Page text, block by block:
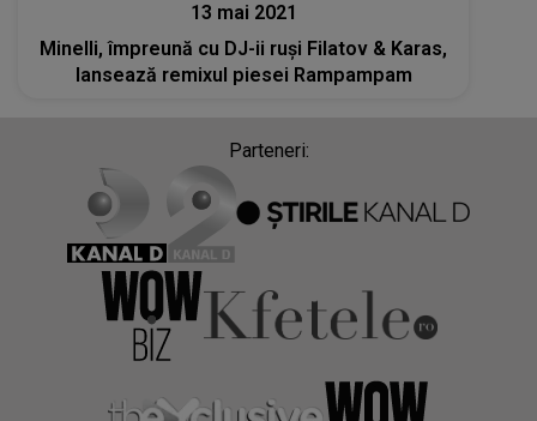
13 mai 2021
Minelli, împreună cu DJ-ii ruși Filatov & Karas,
lansează remixul piesei Rampampam
Parteneri: